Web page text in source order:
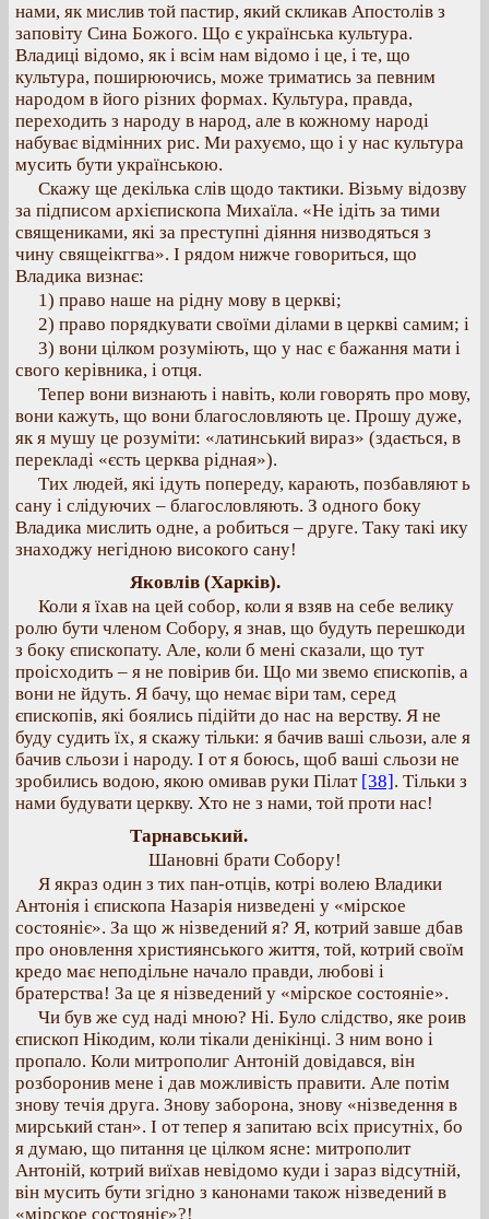
нами, як мислив той пастир, який скликав Апостолів з
заповіту Сина Божого. Що є українська культура.
Владиці відомо, як і всім нам відомо і це, і те, що
культура, поширюючись, може триматись за певним
народом в його різних формах. Культура, правда,
переходить з народу в народ, але в кожному народі
набуває відмінних рис. Ми рахуємо, що і у нас культура
мусить бути українською.
Скажу ще декілька слів щодо тактики. Візьму відозву
за підписом архієпископа Михаїла. «Не ідіть за тими
священиками, які за преступні діяння низводяться з
чину свящеікггва». І рядом нижче говориться, що
Владика визнає:
1) право наше на рідну мову в церкві;
2) право порядкувати своїми ділами в церкві самим; і
3) вони цілком розуміють, що у нас є бажання мати і
свого керівника, і отця.
Тепер вони визнають і навіть, коли говорять про мову,
вони кажуть, що вони благословляють це. Прошу дуже,
як я мушу це розуміти: «латинський вираз» (здається, в
перекладі «єсть церква рідная»).
Тих людей, які ідуть попереду, карають, позбавляют ь
сану і слідуючих – благословляють. З одного боку
Владика мислить одне, а робиться – друге. Таку такі ику
знаходжу негідною високого сану!
Яковлів (Харків).
Коли я їхав на цей собор, коли я взяв на себе велику
ролю бути членом Собору, я знав, що будуть перешкоди
з боку єпископату. Але, коли б мені сказали, що тут
проісходить – я не повірив би. Що ми звемо єпископів, а
вони не йдуть. Я бачу, що немає віри там, серед
єпископів, які боялись підійти до нас на верству. Я не
буду судить їх, я скажу тільки: я бачив ваші сльози, але я
бачив сльози і народу. І от я боюсь, щоб ваші сльози не
зробились водою, якою омивав руки Пілат [38]. Тільки з
нами будувати церкву. Хто не з нами, той проти нас!
Тарнавський.
Шановні брати Собору!
Я якраз один з тих пан-отців, котрі волею Владики
Антонія і єпископа Назарія низведені у «мірское
состояніє». За що ж нізведений я? Я, котрий завше дбав
про оновлення християнського життя, той, котрий своїм
кредо має неподільне начало правди, любові і
братерства! За це я нізведений у «мірское состояніе».
Чи був же суд наді мною? Ні. Було слідство, яке роив
єпископ Нікодим, коли тікали денікінці. З ним воно і
пропало. Коли митрополиг Антоній довідався, він
розборонив мене і дав можливість правити. Але потім
знову течія друга. Знову заборона, знову «нізведення в
мирський стан». І от тепер я запитаю всіх присутніх, бо
я думаю, що питання це цілком ясне: митрополит
Антоній, котрий виїхав невідомо куди і зараз відсутній,
він мусить бути згідно з канонами також нізведений в
«мірское состояніє»?!